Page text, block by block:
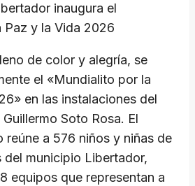
inaugura el
Paz y la Vida 2026
de color y alegría, se
el «Mundialito por la
en las instalaciones del
Soto Rosa. El
reúne a 576 niños y niñas de
del municipio Libertador,
equipos que representan a